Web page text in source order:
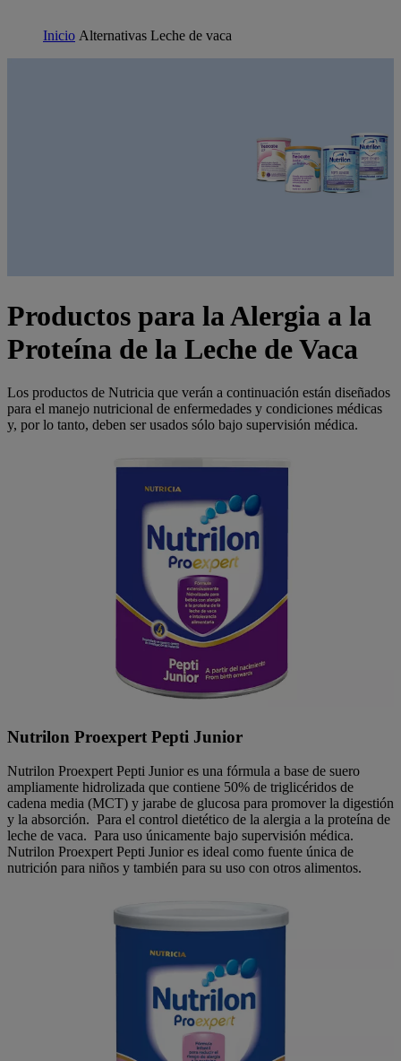
Inicio Alternativas Leche de vaca
Productos para la Alergia a la
Proteína de la Leche de Vaca
Los productos de Nutricia que verán a continuación están diseñados
para el manejo nutricional de enfermedades y condiciones médicas
y, por lo tanto, deben ser usados sólo bajo supervisión médica.
Nutrilon Proexpert Pepti Junior
Nutrilon Proexpert Pepti Junior es una fórmula a base de suero
ampliamente hidrolizada que contiene 50% de triglicéridos de
cadena media (MCT) y jarabe de glucosa para promover la digestión
y la absorción. Para el control dietético de la alergia a la proteína de
leche de vaca. Para uso únicamente bajo supervisión médica.
Nutrilon Proexpert Pepti Junior es ideal como fuente única de
nutrición para niños y también para su uso con otros alimentos.